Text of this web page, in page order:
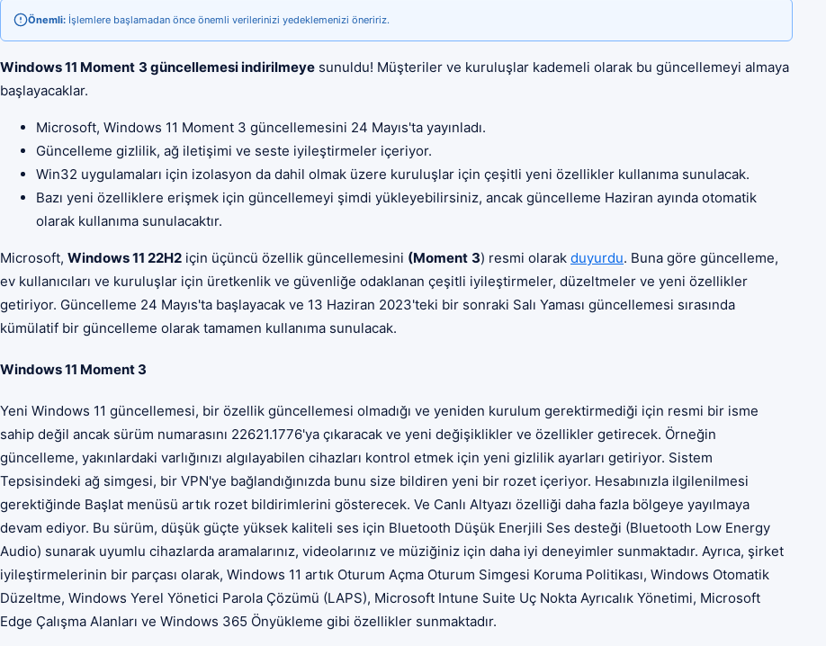
Önemli: İşlemlere başlamadan önce önemli verilerinizi yedeklemenizi öneririz.
Windows 11 Moment 3 güncellemesi indirilmeye sunuldu! Müşteriler ve kuruluşlar kademeli olarak bu güncellemeyi almaya
başlayacaklar.
Microsoft, Windows 11 Moment 3 güncellemesini 24 Mayıs'ta yayınladı.
Güncelleme gizlilik, ağ iletişimi ve seste iyileştirmeler içeriyor.
Win32 uygulamaları için izolasyon da dahil olmak üzere kuruluşlar için çeşitli yeni özellikler kullanıma sunulacak.
Bazı yeni özelliklere erişmek için güncellemeyi şimdi yükleyebilirsiniz, ancak güncelleme Haziran ayında otomatik
olarak kullanıma sunulacaktır.
Microsoft, Windows 11 22H2 için üçüncü özellik güncellemesini (Moment 3) resmi olarak duyurdu. Buna göre güncelleme,
ev kullanıcıları ve kuruluşlar için üretkenlik ve güvenliğe odaklanan çeşitli iyileştirmeler, düzeltmeler ve yeni özellikler
getiriyor. Güncelleme 24 Mayıs'ta başlayacak ve 13 Haziran 2023'teki bir sonraki Salı Yaması güncellemesi sırasında
kümülatif bir güncelleme olarak tamamen kullanıma sunulacak.
Windows 11 Moment 3
Yeni Windows 11 güncellemesi, bir özellik güncellemesi olmadığı ve yeniden kurulum gerektirmediği için resmi bir isme
sahip değil ancak sürüm numarasını 22621.1776'ya çıkaracak ve yeni değişiklikler ve özellikler getirecek. Örneğin
güncelleme, yakınlardaki varlığınızı algılayabilen cihazları kontrol etmek için yeni gizlilik ayarları getiriyor. Sistem
Tepsisindeki ağ simgesi, bir VPN'ye bağlandığınızda bunu size bildiren yeni bir rozet içeriyor. Hesabınızla ilgilenilmesi
gerektiğinde Başlat menüsü artık rozet bildirimlerini gösterecek. Ve Canlı Altyazı özelliği daha fazla bölgeye yayılmaya
devam ediyor. Bu sürüm, düşük güçte yüksek kaliteli ses için Bluetooth Düşük Enerjili Ses desteği (Bluetooth Low Energy
Audio) sunarak uyumlu cihazlarda aramalarınız, videolarınız ve müziğiniz için daha iyi deneyimler sunmaktadır. Ayrıca, şirket
iyileştirmelerinin bir parçası olarak, Windows 11 artık Oturum Açma Oturum Simgesi Koruma Politikası, Windows Otomatik
Düzeltme, Windows Yerel Yönetici Parola Çözümü (LAPS), Microsoft Intune Suite Uç Nokta Ayrıcalık Yönetimi, Microsoft
Edge Çalışma Alanları ve Windows 365 Önyükleme gibi özellikler sunmaktadır.